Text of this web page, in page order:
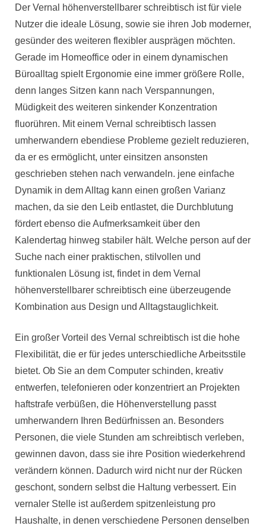
Der Vernal höhenverstellbarer schreibtisch ist für viele
Nutzer die ideale Lösung, sowie sie ihren Job moderner,
gesünder des weiteren flexibler ausprägen möchten.
Gerade im Homeoffice oder in einem dynamischen
Büroalltag spielt Ergonomie eine immer größere Rolle,
denn langes Sitzen kann nach Verspannungen,
Müdigkeit des weiteren sinkender Konzentration
fluorühren. Mit einem Vernal schreibtisch lassen
umherwandern ebendiese Probleme gezielt reduzieren,
da er es ermöglicht, unter einsitzen ansonsten
geschrieben stehen nach verwandeln. jene einfache
Dynamik in dem Alltag kann einen großen Varianz
machen, da sie den Leib entlastet, die Durchblutung
fördert ebenso die Aufmerksamkeit über den
Kalendertag hinweg stabiler hält. Welche person auf der
Suche nach einer praktischen, stilvollen und
funktionalen Lösung ist, findet in dem Vernal
höhenverstellbarer schreibtisch eine überzeugende
Kombination aus Design und Alltagstauglichkeit.
Ein großer Vorteil des Vernal schreibtisch ist die hohe
Flexibilität, die er für jedes unterschiedliche Arbeitsstile
bietet. Ob Sie an dem Computer schinden, kreativ
entwerfen, telefonieren oder konzentriert an Projekten
haftstrafe verbüßen, die Höhenverstellung passt
umherwandern Ihren Bedürfnissen an. Besonders
Personen, die viele Stunden am schreibtisch verleben,
gewinnen davon, dass sie ihre Position wiederkehrend
verändern können. Dadurch wird nicht nur der Rücken
geschont, sondern selbst die Haltung verbessert. Ein
vernaler Stelle ist außerdem spitzenleistung pro
Haushalte, in denen verschiedene Personen denselben